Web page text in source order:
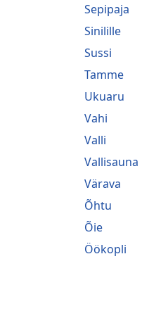
Sepipaja
Sinilille
Sussi
Tamme
Ukuaru
Vahi
Valli
Vallisauna
Värava
Õhtu
Õie
Öökopli